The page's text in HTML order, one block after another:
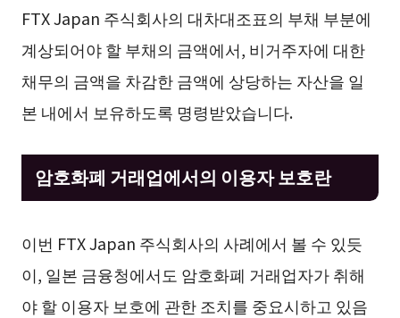
FTX Japan 주식회사의 대차대조표의 부채 부분에
계상되어야 할 부채의 금액에서, 비거주자에 대한
채무의 금액을 차감한 금액에 상당하는 자산을 일
본 내에서 보유하도록 명령받았습니다.
암호화폐 거래업에서의 이용자 보호란
이번 FTX Japan 주식회사의 사례에서 볼 수 있듯
이, 일본 금융청에서도 암호화폐 거래업자가 취해
야 할 이용자 보호에 관한 조치를 중요시하고 있음